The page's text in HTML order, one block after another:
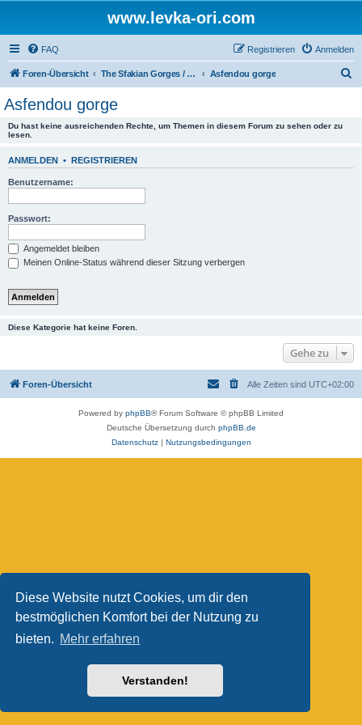
Diese Website nutzt Cookies, um dir den
bestmöglichen Komfort bei der Nutzung zu
bieten. Mehr erfahren
Verstanden!
www.levka-ori.com
FAQ Anmelden
Registrieren
Foren-Übersicht The Sfakian Gorges / Die sfakiotischen Schluchten Asfendou gorge
Asfendou gorge
Du hast keine ausreichenden Rechte, um Themen in diesem Forum zu sehen oder zu
lesen.
ANMELDEN • REGISTRIEREN
Benutzername:
Passwort:
Angemeldet bleiben
Meinen Online-Status während dieser Sitzung verbergen
Diese Kategorie hat keine Foren.
Gehe zu
Foren-Übersicht Alle Zeiten sind UTC+02:00
Powered by phpBB® Forum Software © phpBB Limited
Deutsche Übersetzung durch phpBB.de
Datenschutz| Nutzungsbedingungen